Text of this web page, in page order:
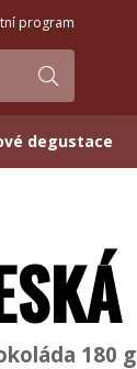
program
degustace
180 g